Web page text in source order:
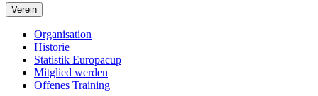
Verein
Organisation
Historie
Statistik Europacup
Mitglied werden
Offenes Training